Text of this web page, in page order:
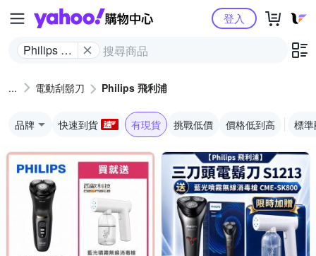
Yahoo購物中心
Philips 飛
登入
電動刮鬍刀 Philips 飛利浦
品牌 快速到貨 有現貨 挑戰低價 價格低到高 標